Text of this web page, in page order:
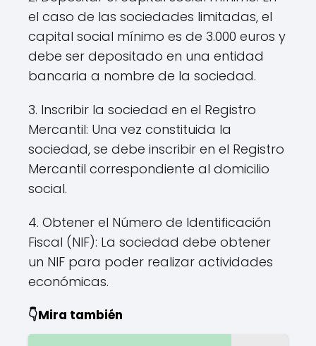
el caso de las sociedades limitadas, el
capital social mínimo es de 3.000 euros y
debe ser depositado en una entidad
bancaria a nombre de la sociedad.
3. Inscribir la sociedad en el Registro
Mercantil: Una vez constituida la
sociedad, se debe inscribir en el Registro
Mercantil correspondiente al domicilio
social.
4. Obtener el Número de Identificación
Fiscal (NIF): La sociedad debe obtener
un NIF para poder realizar actividades
económicas.
👇Mira también